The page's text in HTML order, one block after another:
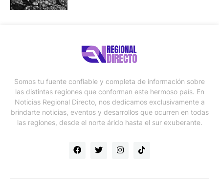
Somos tu fuente confiable y completa de información sobre
las distintas regiones que conforman este hermoso país. En
Noticias Regional Directo, nos dedicamos exclusivamente a
brindarte noticias, eventos y desarrollos que ocurren en todas
las regiones, desde el norte árido hasta el sur exuberante.